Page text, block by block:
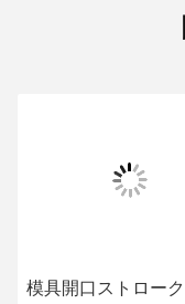
模具開口ストローク